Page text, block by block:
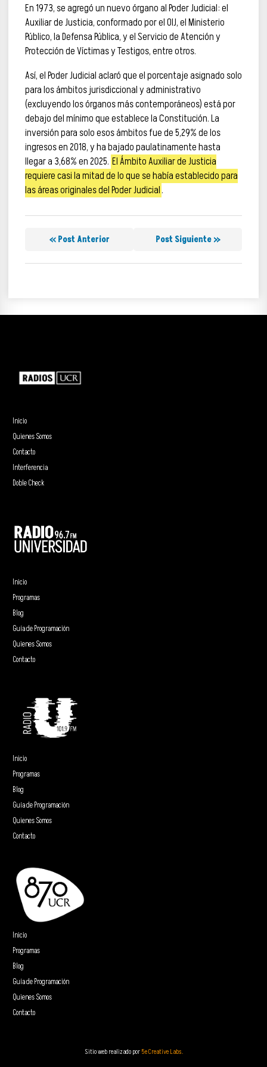
En 1973, se agregó un nuevo órgano al Poder Judicial: el
Auxiliar de Justicia, conformado por el OIJ, el Ministerio
Público, la Defensa Pública, y el Servicio de Atención y
Protección de Víctimas y Testigos, entre otros.
Así, el Poder Judicial aclaró que el porcentaje asignado solo
para los ámbitos jurisdiccional y administrativo
(excluyendo los órganos más contemporáneos) está por
debajo del mínimo que establece la Constitución. La
inversión para solo esos ámbitos fue de 5,29% de los
ingresos en 2018, y ha bajado paulatinamente hasta
llegar a 3,68% en 2025. El Ámbito Auxiliar de Justicia
requiere casi la mitad de lo que se había establecido para
las áreas originales del Poder Judicial.
« Post Anterior Post Siguiente »
Inicio
Quienes Somos
Contacto
Interferencia
Doble Check
Inicio
Programas
Blog
Guía de Programación
Quienes Somos
Contacto
Inicio
Programas
Blog
Guía de Programación
Quienes Somos
Contacto
Inicio
Programas
Blog
Guía de Programación
Quienes Somos
Contacto
Sitio web realizado por 5e Creative Labs.